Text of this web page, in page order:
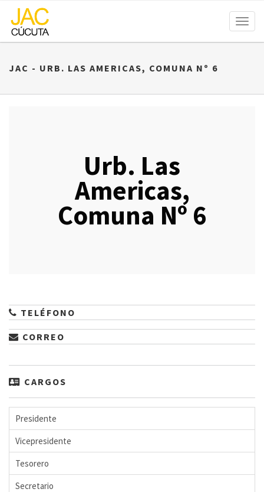
JAC - URB. LAS AMERICAS, COMUNA Nº 6
Urb. Las
Americas,
Comuna Nº 6
TELÉFONO
CORREO
CARGOS
Presidente
Vicepresidente
Tesorero
Secretario